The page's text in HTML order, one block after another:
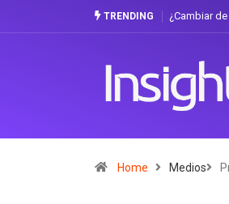
TRENDING ¿Cambiar
Home Medios